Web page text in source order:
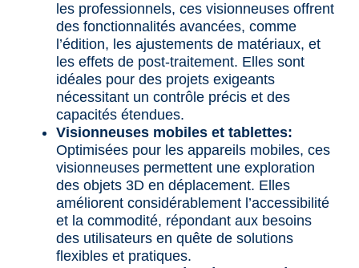
les professionnels, ces visionneuses offrent
des fonctionnalités avancées, comme
l’édition, les ajustements de matériaux, et
les effets de post-traitement. Elles sont
idéales pour des projets exigeants
nécessitant un contrôle précis et des
capacités étendues.
Visionneuses mobiles et tablettes:
Optimisées pour les appareils mobiles, ces
visionneuses permettent une exploration
des objets 3D en déplacement. Elles
améliorent considérablement l’accessibilité
et la commodité, répondant aux besoins
des utilisateurs en quête de solutions
flexibles et pratiques.